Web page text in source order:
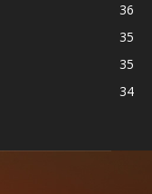
36
35
35
34